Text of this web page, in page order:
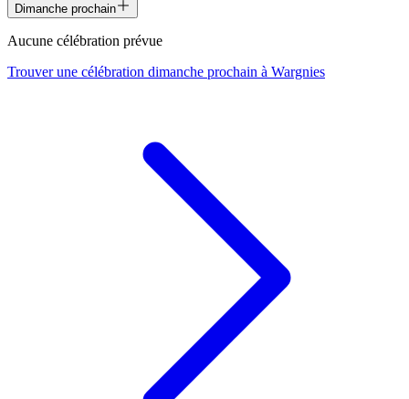
Dimanche prochain
Aucune célébration prévue
Trouver une célébration dimanche prochain à Wargnies